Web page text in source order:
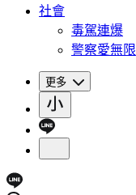
社會
毒駕連爆
警察愛無限
更多